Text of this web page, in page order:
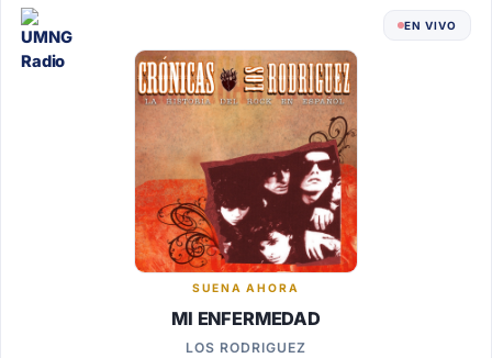
EN VIVO
SUENA AHORA
MI ENFERMEDAD
LOS RODRIGUEZ